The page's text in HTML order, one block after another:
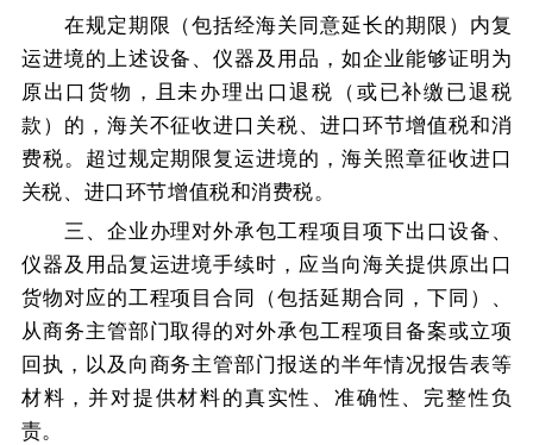
在规定期限（包括经海关同意延长的期限）内复
运进境的上述设备、仪器及用品，如企业能够证明为
原出口货物，且未办理出口退税（或已补缴已退税
款）的，海关不征收进口关税、进口环节增值税和消
费税。超过规定期限复运进境的，海关照章征收进口
关税、进口环节增值税和消费税。
三、企业办理对外承包工程项目项下出口设备、
仪器及用品复运进境手续时，应当向海关提供原出口
货物对应的工程项目合同（包括延期合同，下同）、
从商务主管部门取得的对外承包工程项目备案或立项
回执，以及向商务主管部门报送的半年情况报告表等
材料，并对提供材料的真实性、准确性、完整性负
责。